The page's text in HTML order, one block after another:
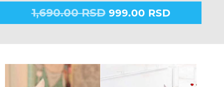
1,690.00RSD 999.00 RSD